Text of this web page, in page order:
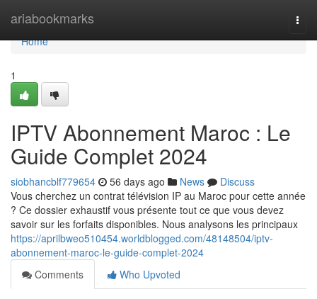
ariabookmarks
Home
Home
1
IPTV Abonnement Maroc : Le
Guide Complet 2024
siobhancblf779654 56 days ago News
Discuss
Vous cherchez un contrat télévision IP au Maroc pour cette année
? Ce dossier exhaustif vous présente tout ce que vous devez
savoir sur les forfaits disponibles. Nous analysons les principaux
https://aprilbweo510454.worldblogged.com/48148504/iptv-
abonnement-maroc-le-guide-complet-2024
Comments
Who Upvoted